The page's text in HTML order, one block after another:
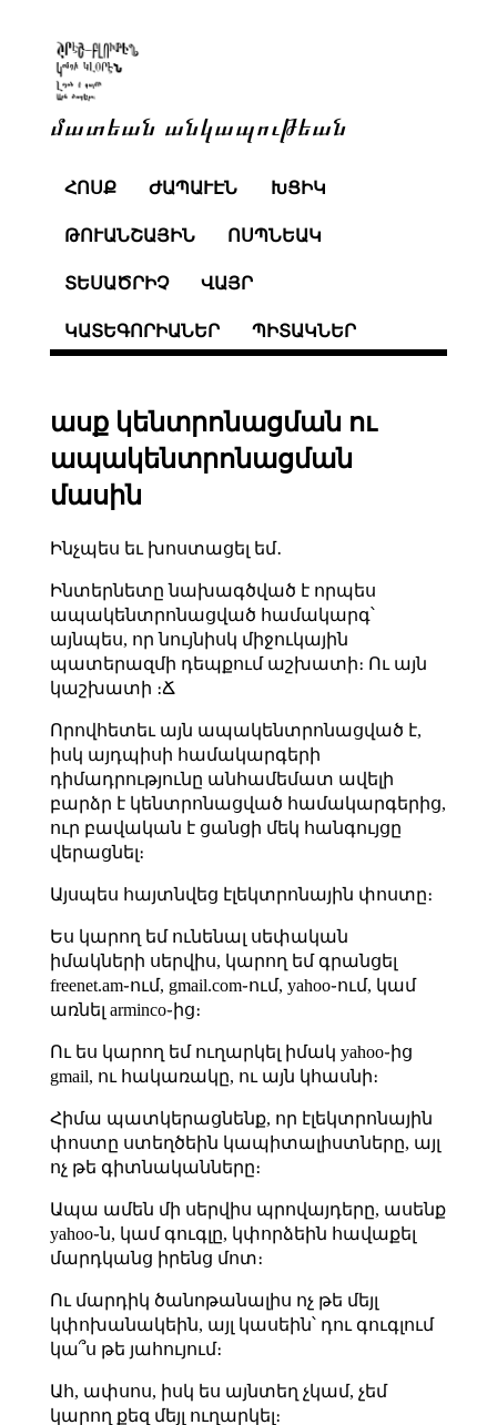
մատեան անկապութեան
ՀՈՍՔ ԺԱՊԱՒԷՆ ԽՑԻԿ
ԹՈՒԱՆՇԱՅԻՆ ՈՍՊՆԵԱԿ
ՏԵՍԱԾՐԻՉ ՎԱՅՐ
ԿԱՏԵԳՈՐԻԱՆԵՐ ՊԻՏԱԿՆԵՐ
ասք կենտրոնացման ու
ապակենտրոնացման
մասին
Ինչպես եւ խոստացել եմ․
Ինտերնետը նախագծված է որպես
ապակենտրոնացված համակարգ՝
այնպես, որ նույնիսկ միջուկային
պատերազմի դեպքում աշխատի։ Ու այն
կաշխատի ։Ճ
Որովհետեւ այն ապակենտրոնացված է,
իսկ այդպիսի համակարգերի
դիմադրությունը անհամեմատ ավելի
բարձր է կենտրոնացված համակարգերից,
ուր բավական է ցանցի մեկ հանգույցը
վերացնել։
Այսպես հայտնվեց էլեկտրոնային փոստը։
Ես կարող եմ ունենալ սեփական
իմակների սերվիս, կարող եմ գրանցել
freenet.am֊ում, gmail.com֊ում, yahoo֊ում, կամ
առնել arminco֊ից։
Ու ես կարող եմ ուղարկել իմակ yahoo֊ից
gmail, ու հակառակը, ու այն կհասնի։
Հիմա պատկերացնենք, որ էլեկտրոնային
փոստը ստեղծեին կապիտալիստները, այլ
ոչ թե գիտնականները։
Ապա ամեն մի սերվիս պրովայդերը, ասենք
yahoo֊ն, կամ գուգլը, կփորձեին հավաքել
մարդկանց իրենց մոտ։
Ու մարդիկ ծանոթանալիս ոչ թե մեյլ
կփոխանակեին, այլ կասեին՝ դու գուգլում
կա՞ս թե յահույում։
Ահ, ափսոս, իսկ ես այնտեղ չկամ, չեմ
կարող քեզ մեյլ ուղարկել։